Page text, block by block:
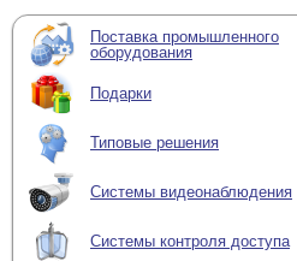
Поставка промышленного
оборудования
Подарки
Типовые решения
Системы видеонаблюдения
Системы контроля доступа